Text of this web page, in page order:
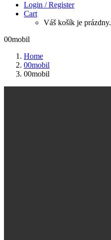
Login / Register
Cart
Váš košík je prázdny.
00mobil
Home
00mobil
00mobil